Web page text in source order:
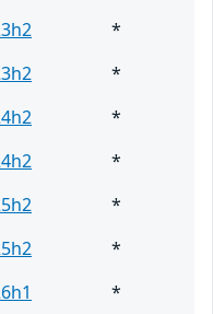
*
*
*
*
*
*
*